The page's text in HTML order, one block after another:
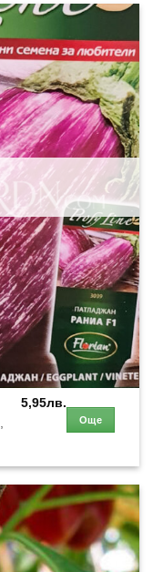
5,95лв.
Още